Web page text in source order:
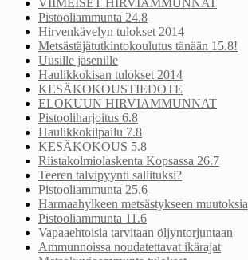
Pistooliammunta 24.8
Hirvenkävelyn tulokset 2014
Metsästäjätutkintokoulutus tänään 15.8!
Uusille jäsenille
Haulikkokisan tulokset 2014
KESÄKOKOUSTIEDOTE
ELOKUUN HIRVIAMMUNNAT
Pistooliharjoitus 6.8
Haulikkokilpailu 7.8
KESÄKOKOUS 5.8
Riistakolmiolaskenta Kopsassa 26.7
Teeren talvipyynti sallituksi?
Pistooliammunta 25.6
Harmaahylkeen metsästykseen muutoksia
Pistooliammunta 11.6
Vapaaehtoisia tarvitaan öljyntorjuntaan
Ammunnoissa noudatettavat ikärajat